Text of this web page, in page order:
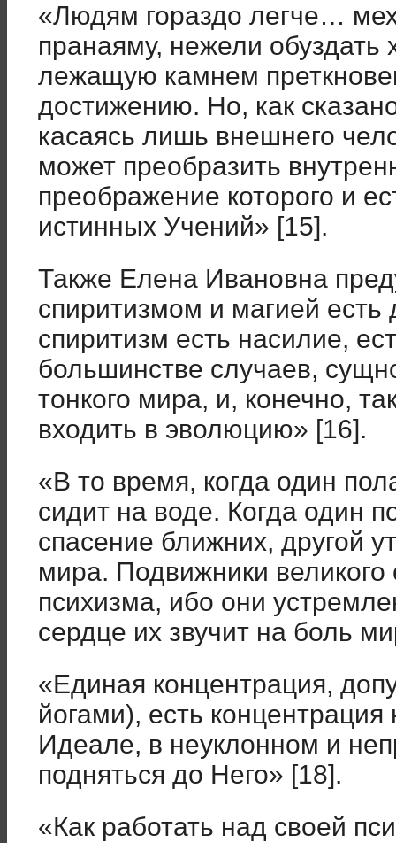
«Людям гораздо легче…
пранаяму, нежели обуздать
лежащую камнем
достижению. Но, как
касаясь лишь внешнего
может преобразить
преображение которого и
истинных Учений» [15].
Также Елена Ивановна
спиритизмом и магией есть
спиритизм есть насилие,
большинстве случаев,
тонкого мира, и, конечно,
входить в эволюцию» [16].
«В то время, когда один
сидит на воде. Когда один
спасение ближних, другой
мира. Подвижники
психизма, ибо они
сердце их звучит на боль
«Единая концентрация,
йогами), есть
Идеале, в неуклонном и
подняться до Него» [18].
«Как работать над своей